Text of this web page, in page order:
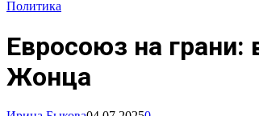
Политика
Евросоюз на грани:
Жонца